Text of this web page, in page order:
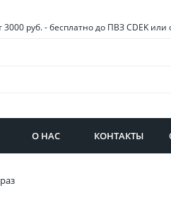
3000 руб. - бесплатно до ПВЗ CDEK
О НАС КОНТАКТЫ